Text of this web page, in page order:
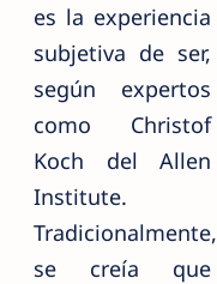
es la experiencia
subjetiva de ser,
según expertos
como Christof
Koch del Allen
Institute.
Tradicionalmente,
se creía que